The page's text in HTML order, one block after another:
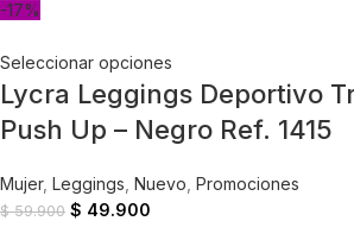
-17%
Seleccionar opciones
Lycra Leggings Deportivo
Push Up – Negro Ref. 1415
Mujer, Leggings Nuevo Promociones
$59.900 $ 49.900